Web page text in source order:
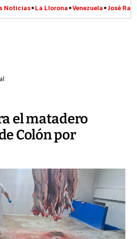
Noticias La Llorona Venezuela José
el matadero
Colón por